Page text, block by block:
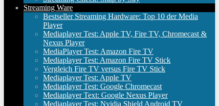
Streaming Ware
Bestseller Streaming Hardware: Top 10 der Media
Player
Mediaplayer Test: Apple TV, Fire TV, Chromecast &
Nexus Player
MediaPlayer Test: Amazon Fire TV
Mediaplayer Test: Amazon Fire TV Stick
Vergleich Fire TV versus Fire TV Stick
Mediaplayer Test: Apple TV
Mediaplayer Test: Google Chromecast
Mediaplayer Text: Google Nexus Player
Mediaplayer Test: Nvidia Shield Android TV